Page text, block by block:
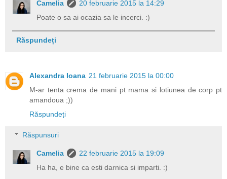
Camelia
20 februarie 2015 la 14:29
Poate o sa ai ocazia sa le incerci. :)
Răspundeți
Alexandra Ioana 21 februarie 2015 la 00:00
M-ar tenta crema de mani pt mama si lotiunea de corp pt
amandoua ;))
Răspundeți
Răspunsuri
Camelia
22 februarie 2015 la 19:09
Ha ha, e bine ca esti darnica si imparti. :)